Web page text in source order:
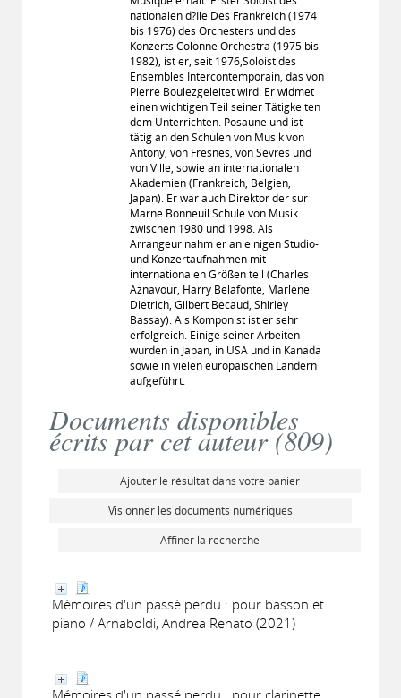
nationalen d?Ile Des Frankreich (1974
bis 1976) des Orchesters und des
Konzerts Colonne Orchestra (1975 bis
1982), ist er, seit 1976,Soloist des
Ensembles Intercontemporain, das von
Pierre Boulezgeleitet wird. Er widmet
einen wichtigen Teil seiner Tätigkeiten
dem Unterrichten. Posaune und ist
tätig an den Schulen von Musik von
Antony, von Fresnes, von Sevres und
von Ville, sowie an internationalen
Akademien (Frankreich, Belgien,
Japan). Er war auch Direktor der sur
Marne Bonneuil Schule von Musik
zwischen 1980 und 1998. Als
Arrangeur nahm er an einigen Studio-
und Konzertaufnahmen mit
internationalen Größen teil (Charles
Aznavour, Harry Belafonte, Marlene
Dietrich, Gilbert Becaud, Shirley
Bassay). Als Komponist ist er sehr
erfolgreich. Einige seiner Arbeiten
wurden in Japan, in USA und in Kanada
sowie in vielen europäischen Ländern
aufgeführt.
Documents disponibles
écrits par cet auteur (809)
Ajouter le résultat dans votre panier
Visionner les documents numériques
Affiner la recherche
Mémoires d'un passé perdu : pour basson et
piano / Arnaboldi, Andrea Renato (2021)
Mémoires d'un passé perdu : pour clarinette